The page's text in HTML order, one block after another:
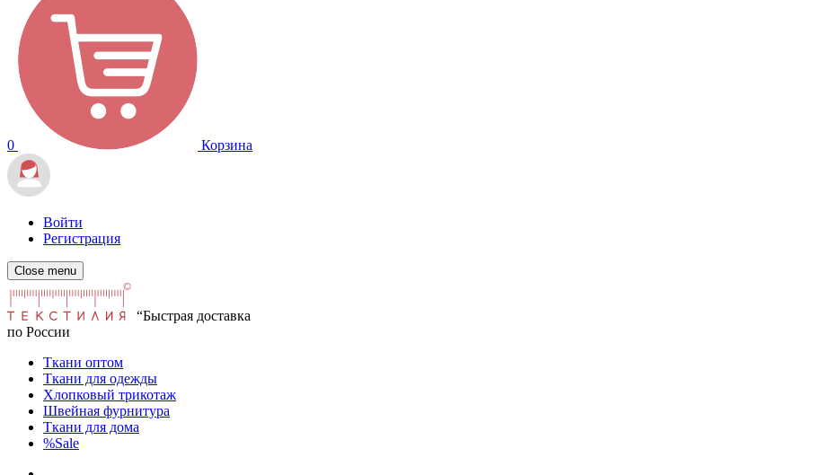
0 Корзина
Войти
Регистрация
Close menu
“Быстрая доставка
по России
Ткани оптом
Ткани для одежды
Хлопковый трикотаж
Швейная фурнитура
Ткани для дома
%Sale